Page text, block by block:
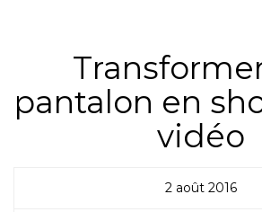
pantalon en
vidéo
2 août 2016